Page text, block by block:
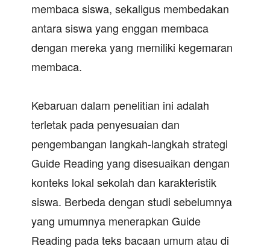
membaca siswa, sekaligus membedakan
antara siswa yang enggan membaca
dengan mereka yang memiliki kegemaran
membaca.
Kebaruan dalam penelitian ini adalah
terletak pada penyesuaian dan
pengembangan langkah-langkah strategi
Guide Reading yang disesuaikan dengan
konteks lokal sekolah dan karakteristik
siswa. Berbeda dengan studi sebelumnya
yang umumnya menerapkan Guide
Reading pada teks bacaan umum atau di